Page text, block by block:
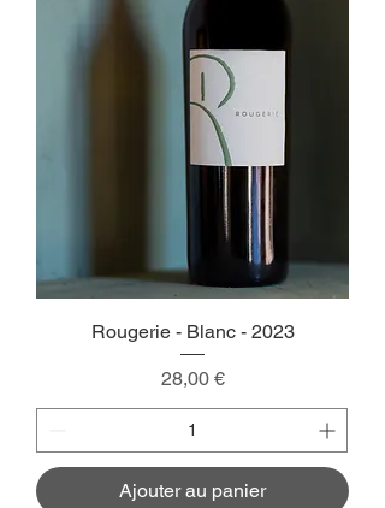
Rougerie - Blanc - 2023
Prix
28,00 €
Ajouter au panier